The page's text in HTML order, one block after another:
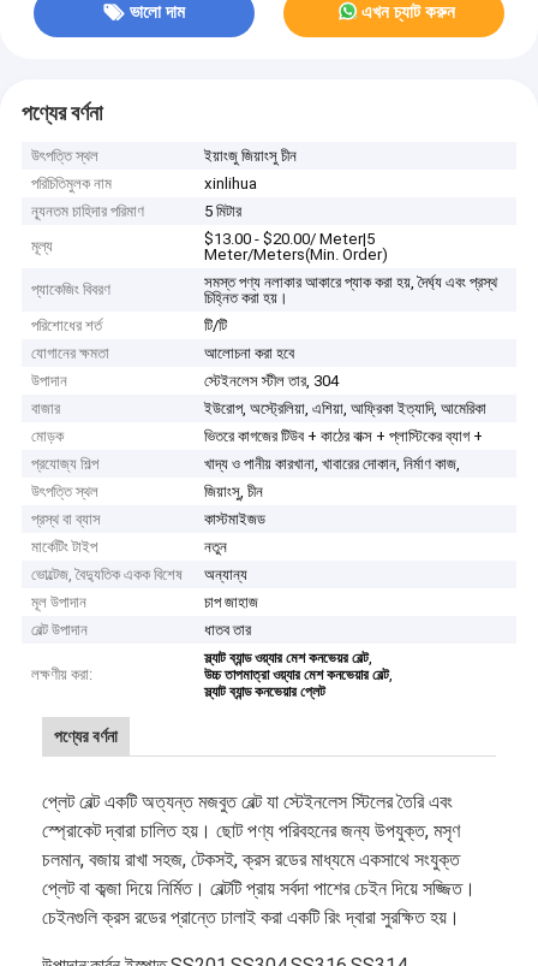
ভালো দাম এখন চ্যাট করুন
পণ্যের বর্ণনা
উৎপত্তি স্থল
ইয়াংজু জিয়াংসু চীন
পরিচিতিমুলক নাম
xinlihua
ন্যূনতম চাহিদার পরিমাণ
5 মিটার
মূল্য
$13.00 - $20.00/ Meter|5
Meter/Meters(Min. Order)
প্যাকেজিং বিবরণ
সমস্ত পণ্য নলাকার আকারে প্যাক করা হয়, দৈর্ঘ্য এবং প্রস্থ
চিহ্নিত করা হয়।
পরিশোধের শর্ত
টি/টি
যোগানের ক্ষমতা
আলোচনা করা হবে
উপাদান
স্টেইনলেস স্টীল তার, 304
বাজার
ইউরোপ, অস্ট্রেলিয়া, এশিয়া, আফ্রিকা ইত্যাদি, আমেরিকা
মোড়ক
ভিতরে কাগজের টিউব + কাঠের বাক্স + প্লাস্টিকের ব্যাগ +
প্রযোজ্য শিল্প
খাদ্য ও পানীয় কারখানা, খাবারের দোকান, নির্মাণ কাজ,
উৎপত্তি স্থল
জিয়াংসু, চীন
প্রস্থ বা ব্যাস
কাস্টমাইজড
মার্কেটিং টাইপ
নতুন
ভোল্টেজ, বৈদ্যুতিক একক বিশেষ
অন্যান্য
মূল উপাদান
চাপ জাহাজ
বেল্ট উপাদান
ধাতব তার
লক্ষণীয় করা:
স্ল্যাট ব্যান্ড ওয়্যার মেশ কনভেয়র বেল্ট,
উচ্চ তাপমাত্রা ওয়্যার মেশ কনভেয়ার বেল্ট,
স্ল্যাট ব্যান্ড কনভেয়ার প্লেট
পণ্যের বর্ণনা
প্লেট বেল্ট একটি অত্যন্ত মজবুত বেল্ট যা স্টেইনলেস স্টিলের তৈরি এবং
স্প্রোকেট দ্বারা চালিত হয়। ছোট পণ্য পরিবহনের জন্য উপযুক্ত, মসৃণ
চলমান, বজায় রাখা সহজ, টেকসই, ক্রস রডের মাধ্যমে একসাথে সংযুক্ত
প্লেট বা কব্জা দিয়ে নির্মিত। বেল্টটি প্রায় সর্বদা পাশের চেইন দিয়ে সজ্জিত।
চেইনগুলি ক্রস রডের প্রান্তে ঢালাই করা একটি রিং দ্বারা সুরক্ষিত হয়।